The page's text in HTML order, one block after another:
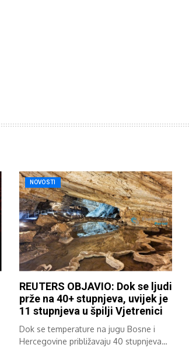
NOVOSTI
REUTERS OBJAVIO: Dok se ljudi
prže na 40+ stupnjeva, uvijek je
11 stupnjeva u špilji Vjetrenici
Dok se temperature na jugu Bosne i
Hercegovine približavaju 40 stupnjeva